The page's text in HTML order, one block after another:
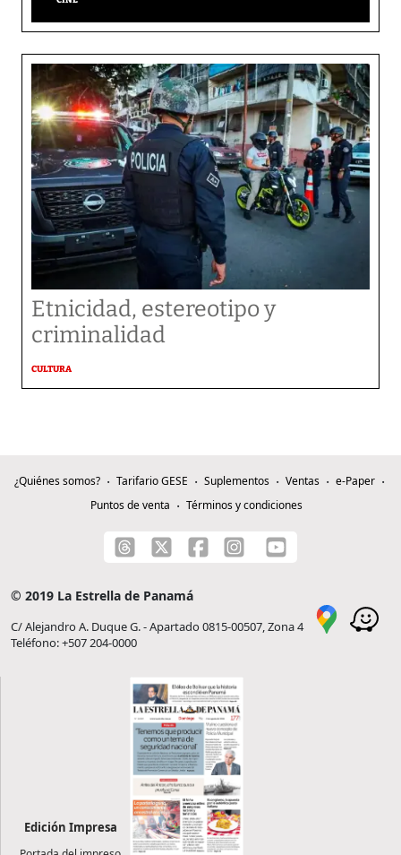
Etnicidad, estereotipo y
criminalidad
CULTURA
¿Quiénes somos? Tarifario GESE Suplementos Ventas
e-Paper
Puntos de venta
Términos y condiciones
© 2019 La Estrella de Panamá
C/ Alejandro A. Duque G. - Apartado 0815-00507, Zona 4
Teléfono: +507 204-0000
Edición Impresa